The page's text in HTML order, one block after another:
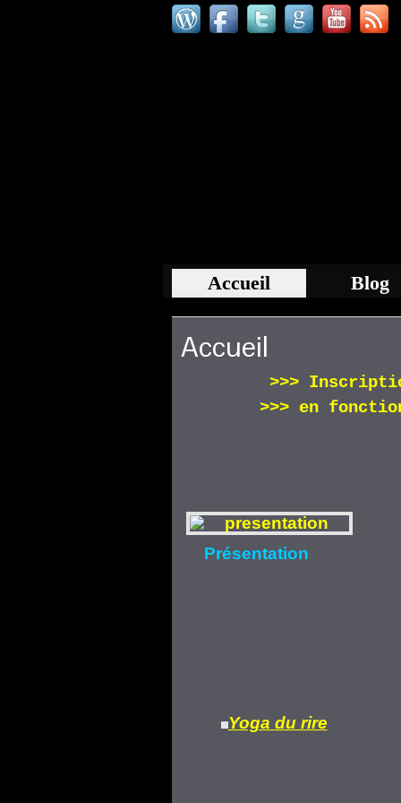
Accueil Blog
Accueil
>>>
>>> en
Présentation
Yoga du rire